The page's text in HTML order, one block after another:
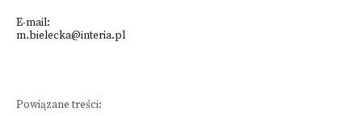
E-mail:
m.bielecka@interia.pl
Powiązane treści: